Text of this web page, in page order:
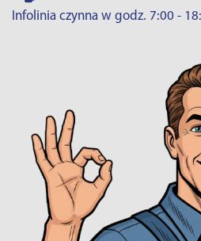
Infolinia czynna w godz. 7:00 -